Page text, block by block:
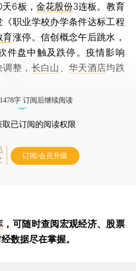
天6板， 金花股份3连板。教育
职业学校办学条件达标工程
育涨停。信创概念午后跳水，
件盘中触及跌停。疫情影响
整， 长白山 、 华天酒店均跌
字 订阅后继续阅读
取已订阅的阅读权限
订阅/会员升级
，可随时查阅宏观经济、股票
数据尽在掌握。